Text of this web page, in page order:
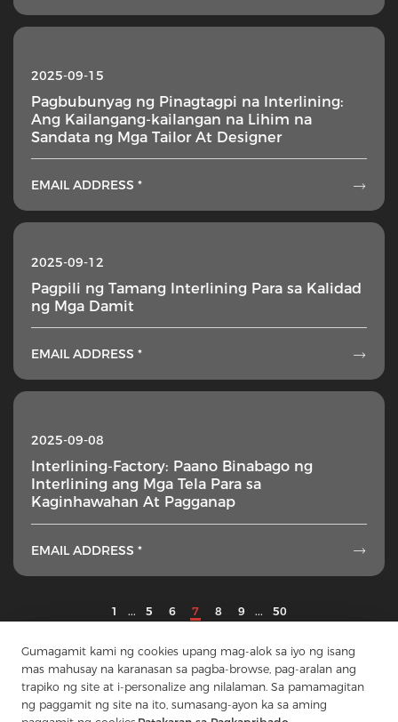
Gumagamit kami ng cookies upang mag-alok sa iyo ng isang
mas mahusay na karanasan sa pagba-browse, pag-aralan ang
trapiko ng site at i-personalize ang nilalaman. Sa pamamagitan
ng paggamit ng site na ito, sumasang-ayon ka sa aming
2025-09-15
Pagbubunyag ng Pinagtagpi na Interlining:
Ang Kailangang-kailangan na Lihim na
Sandata ng Mga Tailor At Designer
EMAIL ADDRESS * 
2025-09-12
Pagpili ng Tamang Interlining Para sa Kalidad
ng Mga Damit
EMAIL ADDRESS * 
2025-09-08
Interlining-Factory: Paano Binabago ng
Interlining ang Mga Tela Para sa
Kaginhawahan At Pagganap
EMAIL ADDRESS * 
1 ... 5 6 7 8 9 ... 50
Makipag-ugnay sa Amin